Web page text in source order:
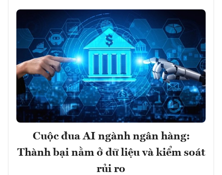
Cuộc đua AI ngành ngân hàng:
Thành bại nằm ở dữ liệu và kiểm soát
rủi ro